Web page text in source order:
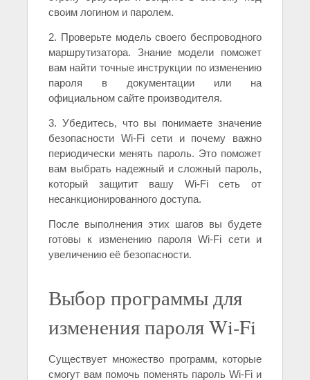
своим логином и паролем.
2. Проверьте модель своего беспроводного
маршрутизатора. Знание модели поможет
вам найти точные инструкции по изменению
пароля в документации или на
официальном сайте производителя.
3. Убедитесь, что вы понимаете значение
безопасности Wi-Fi сети и почему важно
периодически менять пароль. Это поможет
вам выбрать надежный и сложный пароль,
который защитит вашу Wi-Fi сеть от
несанкционированного доступа.
После выполнения этих шагов вы будете
готовы к изменению пароля Wi-Fi сети и
увеличению её безопасности.
Выбор программы для
изменения пароля Wi-Fi
Существует множество программ, которые
смогут вам помочь поменять пароль Wi-Fi и